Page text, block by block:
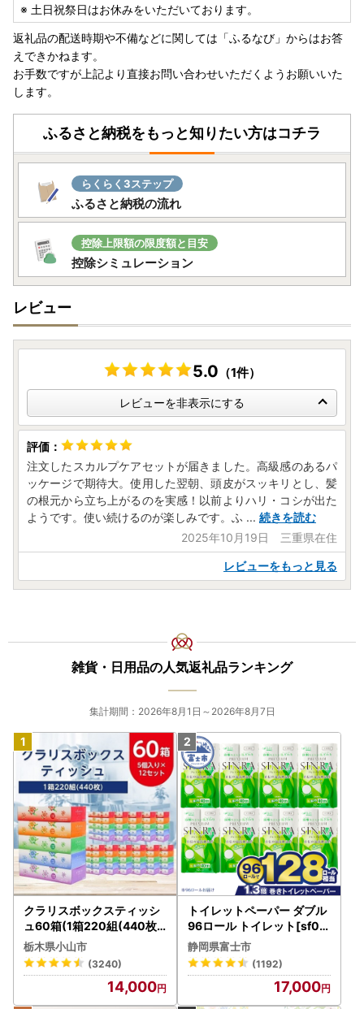
■ヤマト運輸(株)の荷物転送サービス有料化のお知らせ
・引越し等により転送となり生じた配送料は、転送先の受取
人様のご負担となります。（転送料は配送業者へご確認くだ
さい）※贈答用としてお送りする場合も同様となります
※ 土日祝祭日はお休みをいただいております。
返礼品の配送時期や不備などに関しては「ふるなび」からはお答
えできかねます。
お手数ですが上記より直接お問い合わせいただくようお願いいた
します。
ふるさと納税をもっと知りたい方はコチラ
らくらく3ステップ
ふるさと納税の流れ
控除上限額の限度額と目安
控除シミュレーション
レビュー
5.0 （1件）
レビューを非表示にする
注文したスカルプケアセットが届きました。高級感のあるパ
ッケージで期待大。使用した翌朝、頭皮がスッキリとし、髪
の根元から立ち上がるのを実感！以前よりハリ・コシが出た
ようです。使い続けるのが楽しみです。ふ ... 続きを読む
2025年10月19日 三重県在住
レビューをもっと見る
雑貨・日用品の人気返礼品ランキング
集計期間：2026年8月1日～2026年8月7日
クラリスボックスティッシ
ュ60箱(1箱220組(440枚))
(5個入り×12セット)【配送
不可地域：離島・沖縄県】
【1256759】
栃木県小山市
(3240)
14,000
トイレットペーパー ダブル
96ロール トイレット[sf00
1-012]
静岡県富士市
(1192)
17,000